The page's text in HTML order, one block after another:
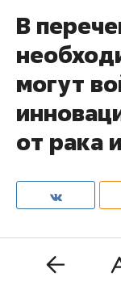
В
могут
от рака